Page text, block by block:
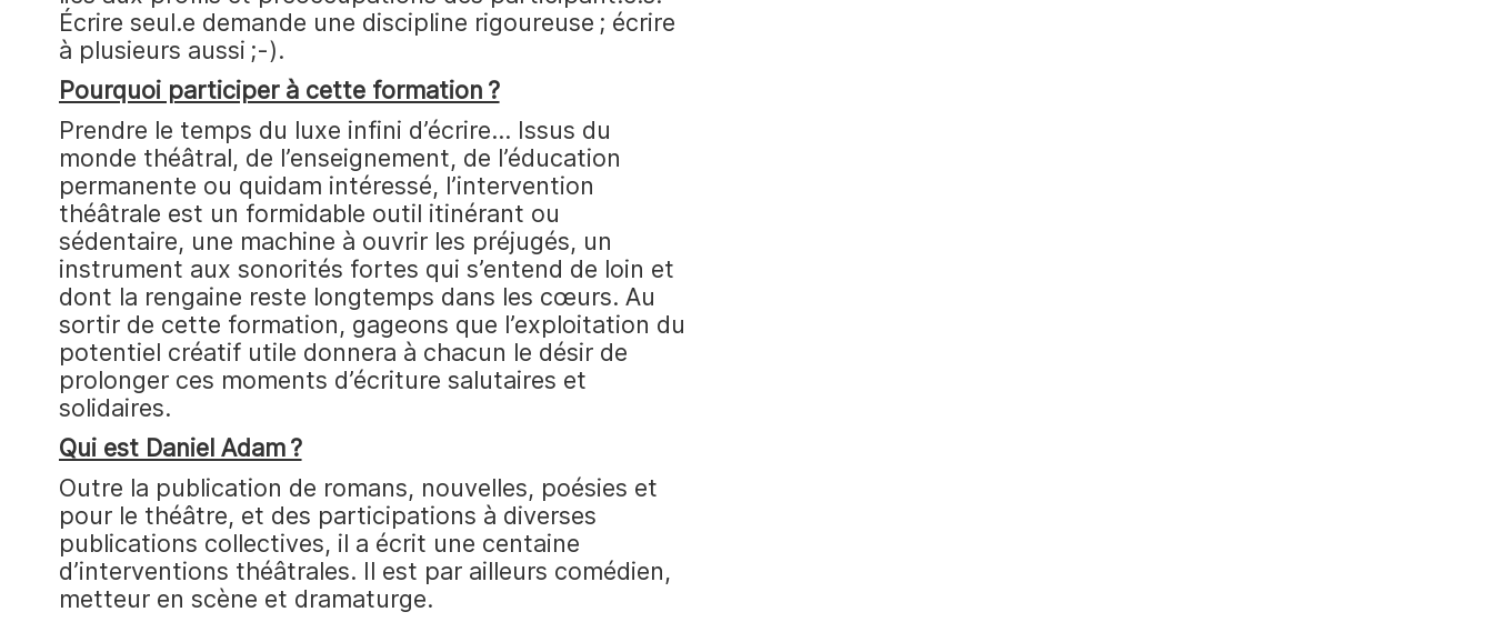
Écrire seul.e demande une discipline rigoureuse ; écrire
à plusieurs aussi ;-).
Pourquoi participer à cette formation ?
Prendre le temps du luxe infini d’écrire… Issus du
monde théâtral, de l’enseignement, de l’éducation
permanente ou quidam intéressé, l’intervention
théâtrale est un formidable outil itinérant ou
sédentaire, une machine à ouvrir les préjugés, un
instrument aux sonorités fortes qui s’entend de loin et
dont la rengaine reste longtemps dans les cœurs. Au
sortir de cette formation, gageons que l’exploitation du
potentiel créatif utile donnera à chacun le désir de
prolonger ces moments d’écriture salutaires et
solidaires.
Qui est Daniel Adam ?
Outre la publication de romans, nouvelles, poésies et
pour le théâtre, et des participations à diverses
publications collectives, il a écrit une centaine
d’interventions théâtrales. Il est par ailleurs comédien,
metteur en scène et dramaturge.